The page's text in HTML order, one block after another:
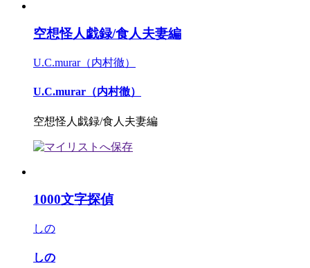
空想怪人戯録/食人夫妻編
U.C.murar（内村徹）
U.C.murar（内村徹）
空想怪人戯録/食人夫妻編
1000文字探偵
しの
しの